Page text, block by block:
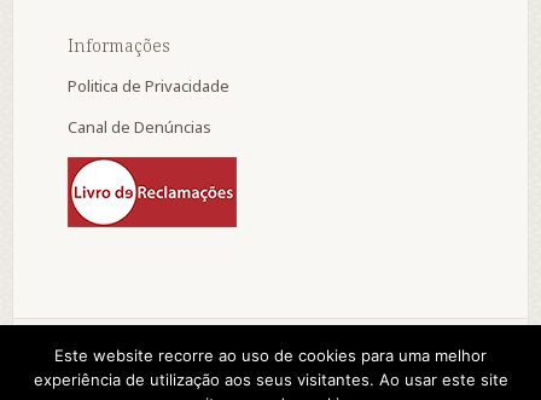
Informações
Politica de Privacidade
Canal de Denúncias
© 2015 A. D. Progresso e Vida da Tocha. by:
Este website recorre ao uso de cookies para uma melhor
experiência de utilização aos seus visitantes. Ao usar este site